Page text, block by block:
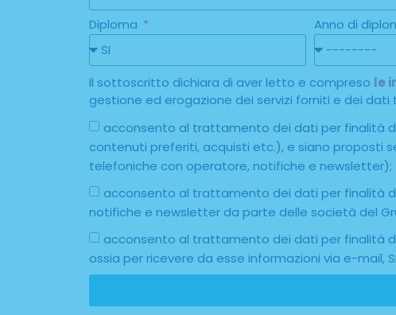
Diploma Anno di
Il sottoscritto dichiara di aver letto e compreso le
gestione ed erogazione dei servizi forniti e dei
acconsento al trattamento dei dati per finalità
contenuti preferiti, acquisti etc.), e siano proposti
telefoniche con operatore, notifiche e newsletter);
acconsento al trattamento dei dati per finalità
notifiche e newsletter da parte delle società del
acconsento al trattamento dei dati per finalità
ossia per ricevere da esse informazioni via e-